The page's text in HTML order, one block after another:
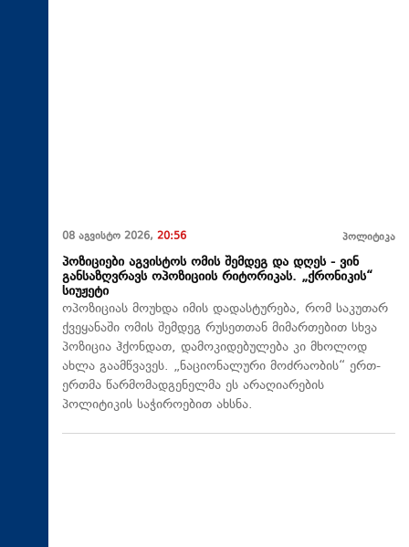
08 აგვისტო 2026, 20:56 პოლიტიკა
პოზიციები აგვისტოს ომის შემდეგ და დღეს - ვინ
განსაზღვრავს ოპოზიციის რიტორიკას. „ქრონიკის“
სიუჟეტი
ოპოზიციას მოუხდა იმის დადასტურება, რომ საკუთარ
ქვეყანაში ომის შემდეგ რუსეთთან მიმართებით სხვა
პოზიცია ჰქონდათ, დამოკიდებულება კი მხოლოდ
ახლა გაამწვავეს. „ნაციონალური მოძრაობის“ ერთ-
ერთმა წარმომადგენელმა ეს არაღიარების
პოლიტიკის საჭიროებით ახსნა.